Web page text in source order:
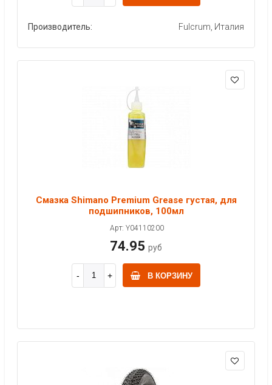
Производитель: Fulcrum, Италия
Смазка Shimano Premium Grease густая, для
подшипников, 100мл
Арт: Y04110200
74.95 руб
В КОРЗИНУ